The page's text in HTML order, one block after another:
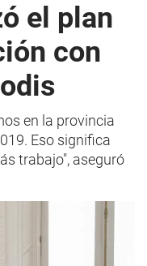
el plan
con
en la provincia
Eso significa
trabajo", aseguró